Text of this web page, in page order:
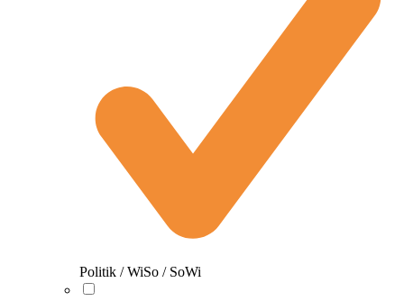
Politik / WiSo / SoWi